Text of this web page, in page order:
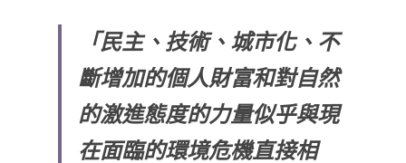
「民主、技術、城市化、不
斷增加的個人財富和對自然
的激進態度的力量似乎與現
在面臨的環境危機直接相